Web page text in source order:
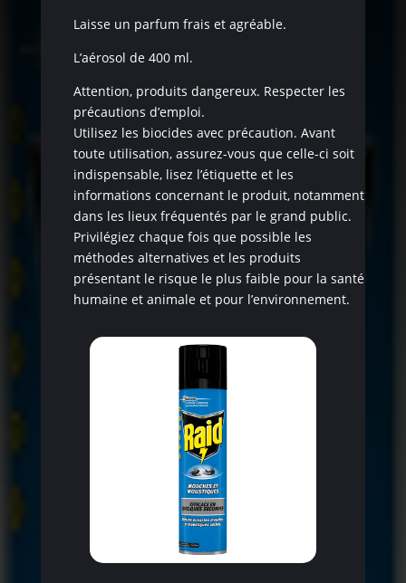
Laisse un parfum frais et agréable.
L’aérosol de 400 ml.
Attention, produits dangereux. Respecter les
précautions d’emploi.
Utilisez les biocides avec précaution. Avant
toute utilisation, assurez-vous que celle-ci soit
indispensable, lisez l’étiquette et les
informations concernant le produit, notamment
dans les lieux fréquentés par le grand public.
Privilégiez chaque fois que possible les
méthodes alternatives et les produits
présentant le risque le plus faible pour la santé
humaine et animale et pour l’environnement.